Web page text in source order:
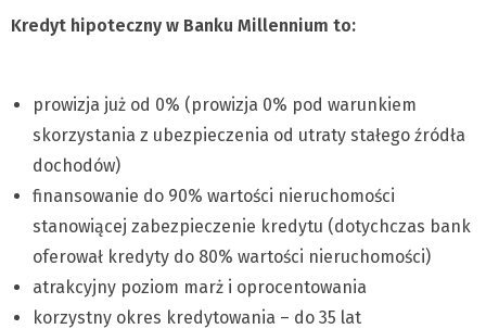
Kredyt hipoteczny w Banku Millennium to:
prowizja już od 0% (prowizja 0% pod warunkiem
skorzystania z ubezpieczenia od utraty stałego źródła
dochodów)
finansowanie do 90% wartości nieruchomości
stanowiącej zabezpieczenie kredytu (dotychczas bank
oferował kredyty do 80% wartości nieruchomości)
atrakcyjny poziom marż i oprocentowania
korzystny okres kredytowania – do 35 lat